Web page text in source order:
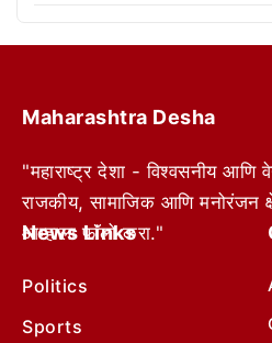
Maharashtra Desha
"महाराष्ट्र देशा - विश्वसनीय आणि
राजकीय, सामाजिक आणि मनोरंजन
आम्हाला फॉलो करा."
News Links
Politics
Sports